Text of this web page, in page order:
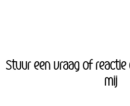
Stuur een vraag of
mij